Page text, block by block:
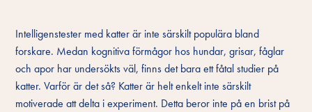
Intelligenstester med katter är inte särskilt populära bland
forskare. Medan kognitiva förmågor hos hundar, grisar, fåglar
och apor har undersökts väl, finns det bara ett fåtal studier på
katter. Varför är det så? Katter är helt enkelt inte särskilt
motiverade att delta i experiment. Detta beror inte på en brist på